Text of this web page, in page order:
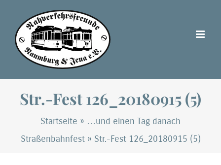
Inhalt
springen
Str.-Fest 126_20180915 (5)
Startseite » …und einen Tag danach
Straßenbahnfest» Str.-Fest 126_20180915 (5)